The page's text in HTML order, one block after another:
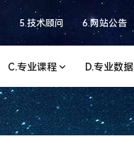
5.技术顾问 6.网站公告
C.专业课程 D.专业数据